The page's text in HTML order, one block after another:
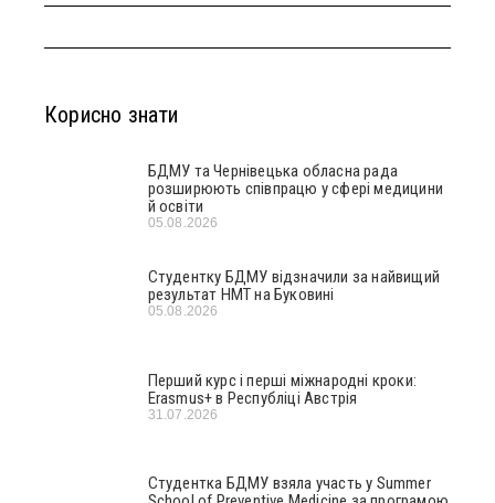
Корисно знати
БДМУ та Чернівецька обласна рада
розширюють співпрацю у сфері медицини
й освіти
05.08.2026
Студентку БДМУ відзначили за найвищий
результат НМТ на Буковині
05.08.2026
Перший курс і перші міжнародні кроки:
Erasmus+ в Республіці Австрія
31.07.2026
Студентка БДМУ взяла участь у Summer